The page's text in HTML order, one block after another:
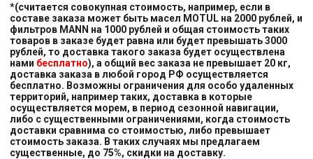
*(считается совокупная стоимость, например, если в
составе заказа может быть масел MOTUL на 2000 рублей, и
фильтров MANN на 1000 рублей и общая стоимость таких
товаров в заказе будет равна или будет превышать 3000
рублей, то доставка такого заказа будет осуществлена
нами бесплатно), а общий вес заказа не превышает 20 кг,
доставка заказа в любой город РФ осуществляется
бесплатно. Возможны ограничения для особо удаленных
территорий, например таких, доставка в которые
осуществляется морем, в период сезонной навигации,
либо с существенными ограничениями, когда стоимость
доставки сравнима со стоимостью, либо превышает
стоимость заказа. В таких случаях мы предлагаем
существенные, до 75%, скидки на доставку.